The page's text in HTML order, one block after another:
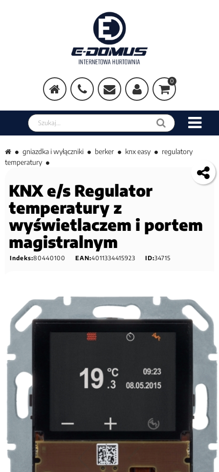
0
Szukaj w sklepie
gniazdka i wyłączniki berker knx easy
regulatory
temperatury
KNX e/s Regulator
temperatury z
wyświetlaczem i portem
magistralnym
Indeks:80440100 EAN:4011334415923 ID:34715